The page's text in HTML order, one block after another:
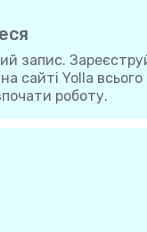
запис.
сайті Yolla всього
роботу.